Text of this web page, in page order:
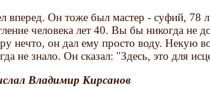
вперед. Он тоже был мастер - суфий, 78
человека лет 40. Вы бы никогда не
нечто, он дал ему просто воду. Некую
не знало. Он сказал: "Здесь, это для
Владимир Кирсанов